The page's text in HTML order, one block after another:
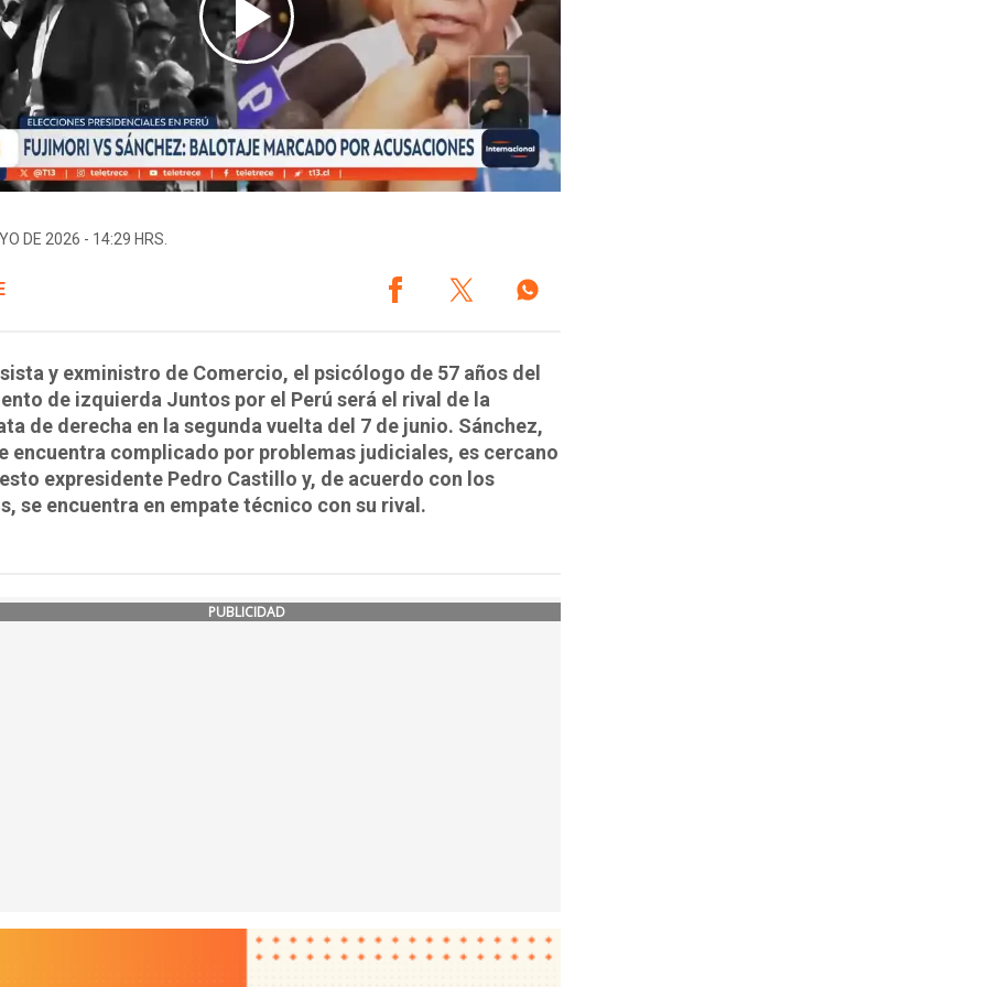
DE 2026 - 14:29 HRS.
y exministro de Comercio, el psicólogo de 57 años del
de izquierda Juntos por el Perú será el rival de la
de derecha en la segunda vuelta del 7 de junio. Sánchez,
encuentra complicado por problemas judiciales, es cercano
expresidente Pedro Castillo y, de acuerdo con los
se encuentra en empate técnico con su rival.
PUBLICIDAD